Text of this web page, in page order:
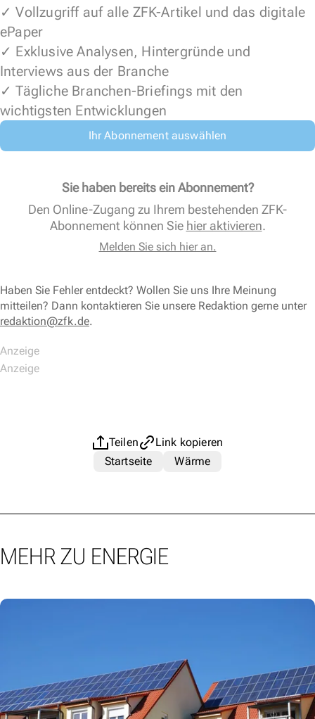
✓ Vollzugriff auf alle ZFK-Artikel und das digitale
ePaper
✓ Exklusive Analysen, Hintergründe und
Interviews aus der Branche
✓ Tägliche Branchen-Briefings mit den
wichtigsten Entwicklungen
Ihr Abonnement auswählen
Sie haben bereits ein Abonnement?
Den Online-Zugang zu Ihrem bestehenden ZFK-
Abonnement können Sie hier aktivieren.
Melden Sie sich hier an.
Haben Sie Fehler entdeckt? Wollen Sie uns Ihre Meinung
mitteilen? Dann kontaktieren Sie unsere Redaktion gerne unter
redaktion@zfk.de.
Teilen
Link kopieren
Startseite
Wärme
MEHR ZU ENERGIE